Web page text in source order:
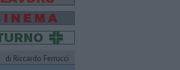
di Riccardo Ferrucci